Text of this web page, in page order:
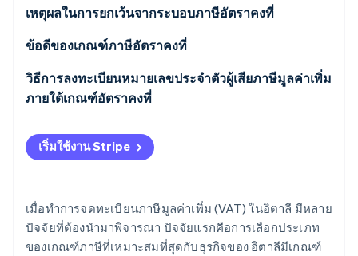
รับชมเลย
การยกเว้นจากภาษีมูลค่าเพิ่ม
เงินสมทบประกันสังคมในเกณฑ์ภาษีอัตราคงที่
ตัวอย่างการคํานวณฐานภาษีภายใต้เกณฑ์ภาษีอัตรา
คงที่
ข้อกําหนดส่วนบุคคล
คุณสมบัติตามข้อกําหนดวัตถุประสงค์
เหตุผลในการยกเว้นจากระบอบภาษีอัตราคงที่
ข้อดีของเกณฑ์ภาษีอัตราคงที่
วิธีการลงทะเบียนหมายเลขประจำตัวผู้เสียภาษีมูลค่าเพิ่ม
ภายใต้เกณฑ์อัตราคงที่
เริ่มใช้งาน Stripe
เมื่อทำการจดทะเบียนภาษีมูลค่าเพิ่ม (VAT) ในอิตาลี มีหลาย
ปัจจัยที่ต้องนำมาพิจารณา ปัจจัยแรกคือการเลือกประเภท
ของเกณฑ์ภาษีที่เหมาะสมที่สุดกับธุรกิจของ อิตาลีมีเกณฑ์